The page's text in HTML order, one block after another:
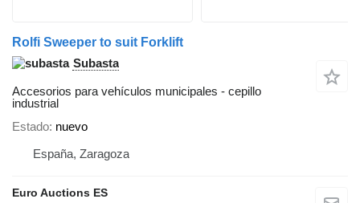
Rolfi Sweeper to suit Forklift
Subasta
Accesorios para vehículos municipales - cepillo
industrial
Estado nuevo
España, Zaragoza
Euro Auctions ES